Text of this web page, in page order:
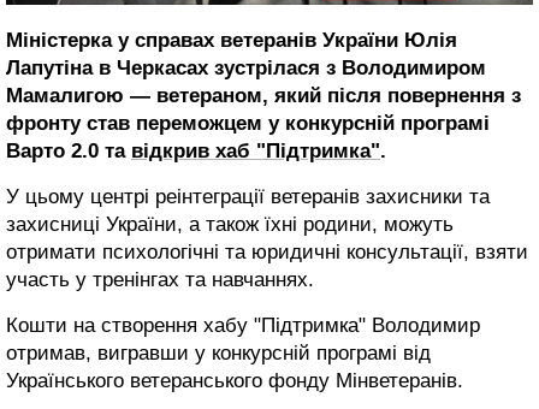
Міністерка у справах ветеранів України Юлія
Лапутіна в Черкасах зустрілася з Володимиром
Мамалигою — ветераном, який після повернення з
фронту став переможцем у конкурсній програмі
Варто 2.0 та відкрив хаб "Підтримка".
У цьому центрі реінтеграції ветеранів захисники та
захисниці України, а також їхні родини, можуть
отримати психологічні та юридичні консультації, взяти
участь у тренінгах та навчаннях.
Кошти на створення хабу "Підтримка" Володимир
отримав, вигравши у конкурсній програмі від
Українського ветеранського фонду Мінветеранів.